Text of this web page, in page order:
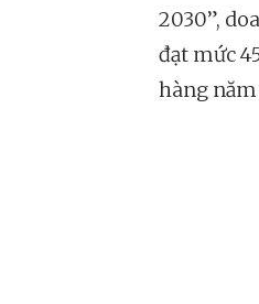
2030”,
đạt mức
hàng năm